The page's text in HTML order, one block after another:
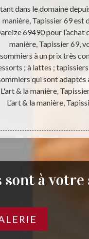
dans le domaine
manière, Tapissier 69 est
69490 pour l’achat
manière, Tapissier 69,
sommiers à un prix très
; à lattes ;
qui sont
L'art & la manière,
L'art & la manière,
à votre